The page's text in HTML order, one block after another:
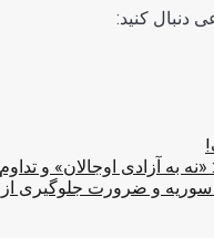
دنبال کنید:
«نه به آزادی اوجالان» و
سوریه و ضرورت جلوگیری